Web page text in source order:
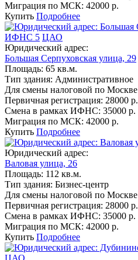
Миграция по МСК: 42000 р.
Купить Подробнее
ИФНС 5 ЦАО
Юридический адрес:
Большая Серпуховская улица, 29
Площадь: 65 кв.м.
Тип здания: Административное
Для смены налоговой по Москве
Первичная регистрация: 28000 р.
Смена в рамках ИФНС: 35000 р.
Миграция по МСК: 42000 р.
Купить Подробнее
Юридический адрес:
Валовая улица, 26
Площадь: 112 кв.м.
Тип здания: Бизнес-центр
Для смены налоговой по Москве
Первичная регистрация: 28000 р.
Смена в рамках ИФНС: 35000 р.
Миграция по МСК: 42000 р.
Купить Подробнее
ЦАО